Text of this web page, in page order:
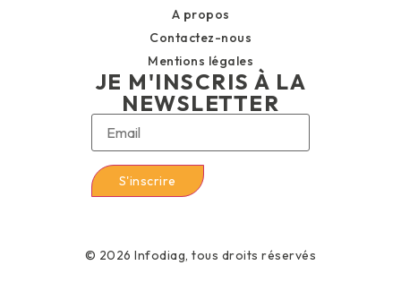
A propos
Contactez-nous
Mentions légales
JE M'INSCRIS À LA
NEWSLETTER
© 2026 Infodiag, tous droits réservés